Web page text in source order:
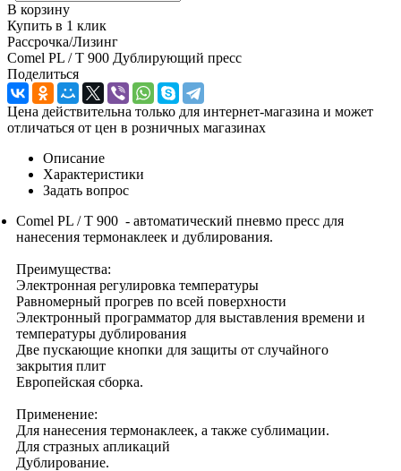
В корзину
Купить в 1 клик
Рассрочка/Лизинг
Comel PL / T 900 Дублирующий пресс
Поделиться
Цена действительна только для интернет-магазина и может
отличаться от цен в розничных магазинах
Описание
Характеристики
Задать вопрос
Comel PL / T 900 - автоматический пневмо пресс для
нанесения термонаклеек и дублирования.
Преимущества:
Электронная регулировка температуры
Равномерный прогрев по всей поверхности
Электронный программатор для выставления времени и
температуры дублирования
Две пускающие кнопки для защиты от случайного
закрытия плит
Европейская сборка.
Применение:
Для нанесения термонаклеек, а также сублимации.
Для стразных апликаций
Дублирование.